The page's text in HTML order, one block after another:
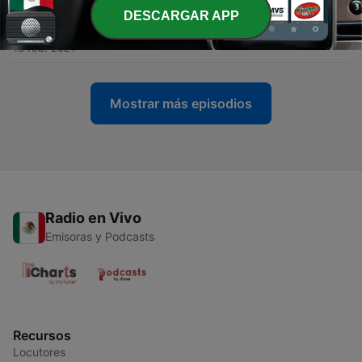
17 - EP. 16 | Llamadas de terror (2)
18 feb. 2021
Mostrar más episodios
Radio en Vivo
Emisoras y Podcasts
Recursos
Locutores
DESCARGAR APP